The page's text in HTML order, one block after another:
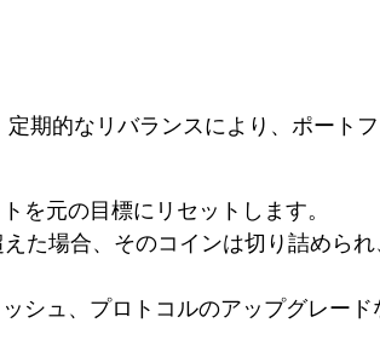
期的なリバランスにより、ポート
を元の目標にリセットします。
た場合、そのコインは切り詰めら
シュ、プロトコルのアップグレード